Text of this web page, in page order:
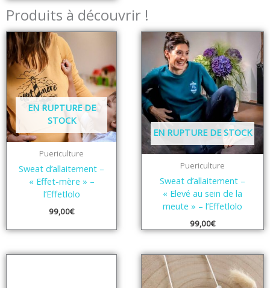
Produits à découvrir !
EN RUPTURE DE
STOCK
Puericulture
Sweat d’allaitement –
« Effet-mère » –
l’Effetlolo
99,00€
EN RUPTURE DE STOCK
Puericulture
Sweat d’allaitement –
« Elevé au sein de la
meute » – l’Effetlolo
99,00€